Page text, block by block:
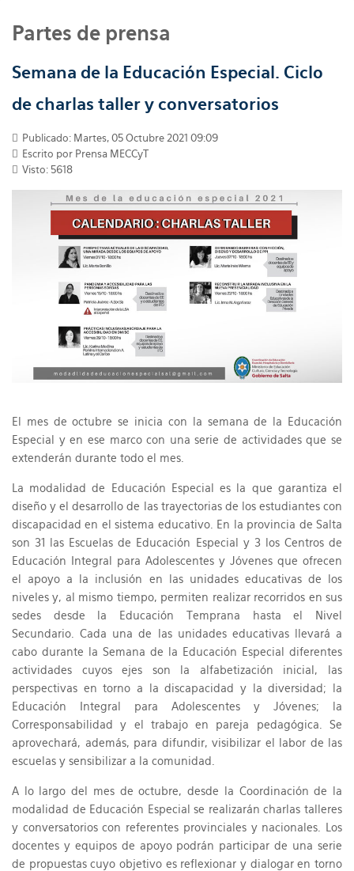
Partes de prensa
Semana de la Educación Especial. Ciclo
de charlas taller y conversatorios
Publicado: Martes, 05 Octubre 2021 09:09
Escrito por Prensa MECCyT
Visto: 5618
El mes de octubre se inicia con la semana de la Educación
Especial y en ese marco con una serie de actividades que se
extenderán durante todo el mes.
La modalidad de Educación Especial es la que garantiza el
diseño y el desarrollo de las trayectorias de los estudiantes con
discapacidad en el sistema educativo. En la provincia de Salta
son 31 las Escuelas de Educación Especial y 3 los Centros de
Educación Integral para Adolescentes y Jóvenes que ofrecen
el apoyo a la inclusión en las unidades educativas de los
niveles y, al mismo tiempo, permiten realizar recorridos en sus
sedes desde la Educación Temprana hasta el Nivel
Secundario. Cada una de las unidades educativas llevará a
cabo durante la Semana de la Educación Especial diferentes
actividades cuyos ejes son la alfabetización inicial, las
perspectivas en torno a la discapacidad y la diversidad; la
Educación Integral para Adolescentes y Jóvenes; la
Corresponsabilidad y el trabajo en pareja pedagógica. Se
aprovechará, además, para difundir, visibilizar el labor de las
escuelas y sensibilizar a la comunidad.
A lo largo del mes de octubre, desde la Coordinación de la
modalidad de Educación Especial se realizarán charlas talleres
y conversatorios con referentes provinciales y nacionales. Los
docentes y equipos de apoyo podrán participar de una serie
de propuestas cuyo objetivo es reflexionar y dialogar en torno